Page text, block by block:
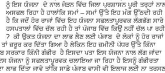
ਨੂੰ ਇਸ ਯੋਜਨਾ ਦੇ ਨਾਲ ਜੋੜਨ ਵਿੱਚ ਜਿਲਾ ਪ੍ਰਸ਼ਾਸਨ ਪੂਰੀ ਤਰ੍ਹਾਂ
ਅਸਫਲ ਰਿਹਾ ਹੈ ਹਾਲਾਂਕਿ ਸਮਾਂ – ਸਮਾਂ ਉੱਤੇ ਇਹ ਮੰਗ ਉੱਠਦੀ ਰਹੀ
ਹੈ ਕਿ ਜਦੋਂ ਹੋਰ ਰਾਜਾਂ ਵਿੱਚ ਇਹ ਯੋਜਨਾ ਸਫਲਤਾਪੂਰਵਕ ਲੱਗਭੱਗ ਸਾਰੇ
ਹਸਪਤਾਲਾਂ ਵਿੱਚ ਚੱਲ ਰਹੀ ਹੈ ਤਾਂ ਪੰਜਾਬ ਵਿੱਚ ਕਿਉਂ ਨਹੀਂ ਚੱਲ ਪਾ ਰਹੀ
? ਕੀ ਉਕਤ ਯੋਜਨਾ ਦਾ ਲਾਭ ਲੈਣ ਲਈ ਪੰਜਾਬ ਦੇ ਲੋਕਾਂ ਨੂੰ ਹੋਰ ਰਾਜਾਂ
ਜ਼ਰੂਰ ਕਰ ਦਿੱਤਾ ਗਿਆ ਹੈ ਲੇਕਿਨ ਇਹ ਜ਼ਮੀਨੀ ਪੱਧਰ ਉੱਤੇ ਕਿੰਨਾ
ਸਰਕਾਰ ਕਿੰਨੀ ਗੰਭੀਰ ਹੈ ਇਸਦਾ ਪਤਾ ਇਸ ਯੋਜਨਾ ਨਾਲ ਲੱਗ ਜਾਂਦਾ
ਯੋਜਨਾ ਨੂੰ ਸਫਲਤਾਪੂਰਵਕ ਚਲਾਇਆ ਜਾ ਰਿਹਾ ਹੈ ਇਸਨੂੰ ਗੰਭੀਰਤਾ
ਦਿੱਤਾ ਜਾਵੇ ਤਾਂਕਿ ਸਾਡੇ ਪੰਜਾਬ ਵਾਸੀ ਵੀ ਇਲਾਜ ਲਈ ਨਾ ਤਰਸਣ